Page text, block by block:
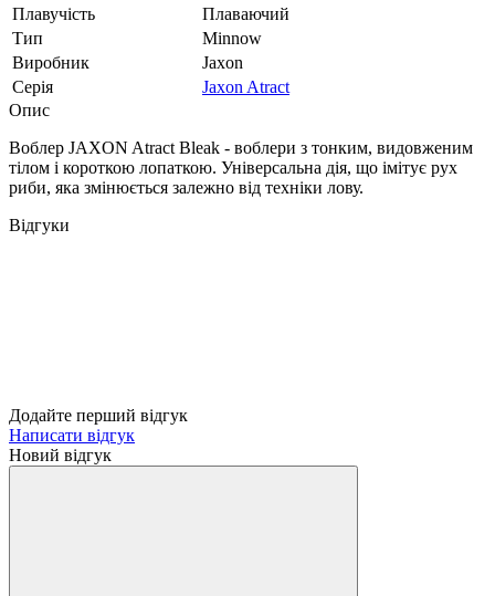
Плавучість
Плаваючий
Тип
Minnow
Виробник
Jaxon
Серія
Jaxon Atract
Опис
Воблер JAXON Atract Bleak - воблери з тонким, видовженим
тілом і короткою лопаткою. Універсальна дія, що імітує рух
риби, яка змінюється залежно від техніки лову.
Відгуки
Додайте перший відгук
Написати відгук
Новий відгук